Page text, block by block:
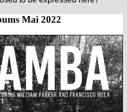
Mai 2022